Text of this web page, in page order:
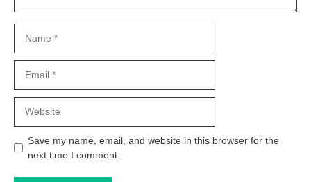
Save my name, email, and website in this browser for the
next time I comment.